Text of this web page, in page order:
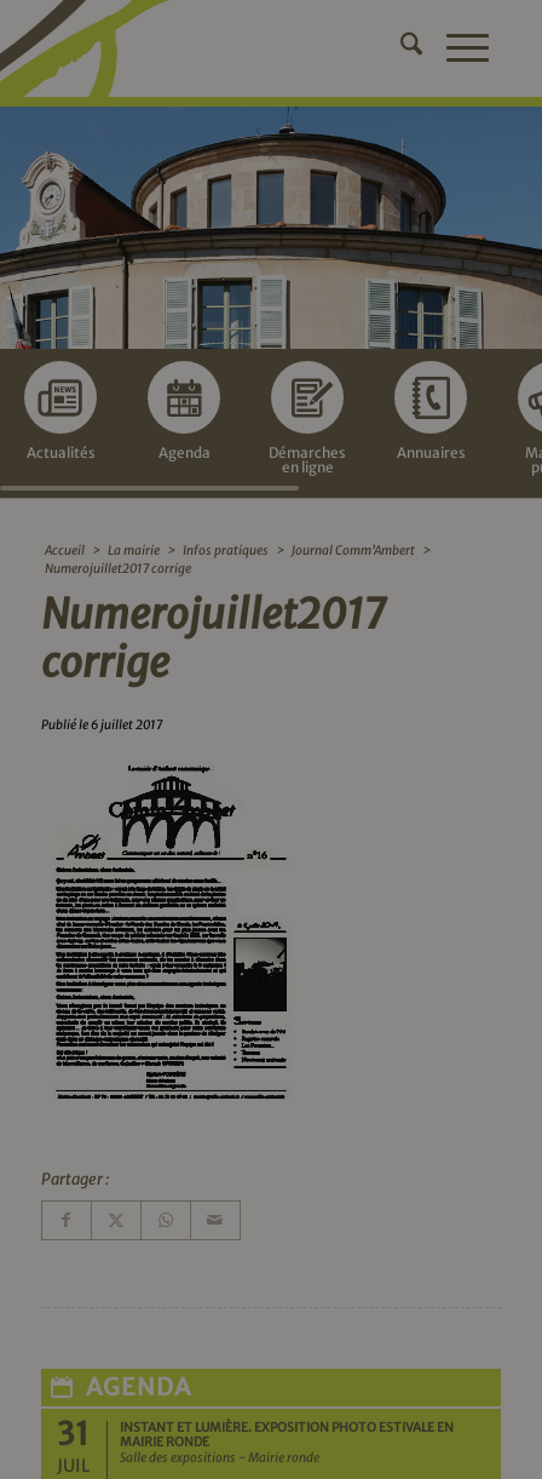
Actualités Agenda
Démarches
en ligne
Annuaires
Accueil > La mairie > Infos pratiques > Journal Comm’Ambert >
Numerojuillet2017 corrige
Numerojuillet2017
corrige
Publié le 6 juillet 2017
Partager :
AGENDA
31
JUIL
INSTANT ET LUMIÈRE. EXPOSITION PHOTO ESTIVALE EN
MAIRIE RONDE
Salle des expositions - Mairie ronde